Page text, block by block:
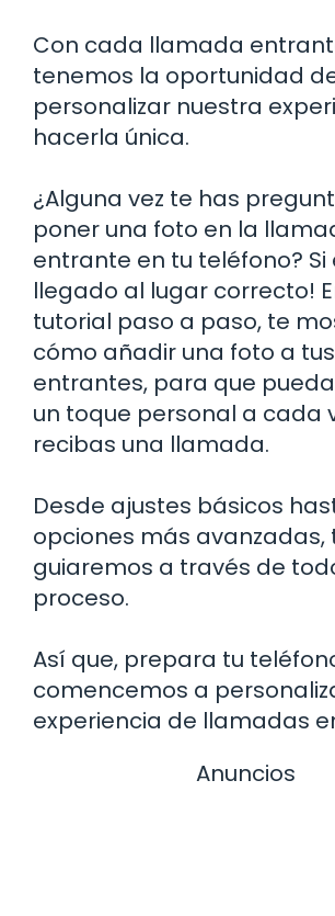
Con cada llamada
tenemos la oportunidad
personalizar nuestra
hacerla única.
¿Alguna vez te has
poner una foto en la
entrante en tu teléfono? Si
llegado al lugar correcto!
tutorial paso a paso, te
cómo añadir una foto a
entrantes, para que
un toque personal a cada
recibas una llamada.
Desde ajustes básicos
opciones más avanzadas,
guiaremos a través de
proceso.
Así que, prepara tu
comencemos a
experiencia de llamadas
Anuncios